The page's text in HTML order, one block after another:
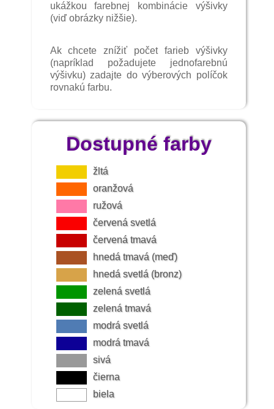
ukážkou farebnej kombinácie výšivky
(viď obrázky nižšie).
Ak chcete znížiť počet farieb výšivky
(napríklad požadujete jednofarebnú
výšivku) zadajte do výberových políčok
rovnakú farbu.
Dostupné farby
žltá
oranžová
ružová
červená svetlá
červená tmavá
hnedá tmavá (meď)
hnedá svetlá (bronz)
zelená svetlá
zelená tmavá
modrá svetlá
modrá tmavá
sivá
čierna
biela